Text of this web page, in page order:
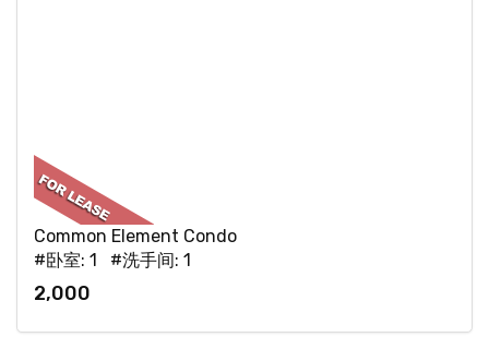
Common Element Condo
#卧室: 1 #洗手间: 1
2,000